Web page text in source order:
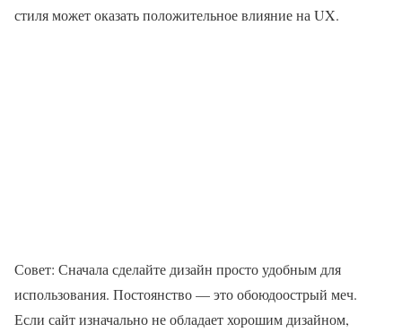
стиля может оказать положительное влияние на UX.
Совет: Сначала сделайте дизайн просто удобным для
использования. Постоянство — это обоюдоострый меч.
Если сайт изначально не обладает хорошим дизайном,